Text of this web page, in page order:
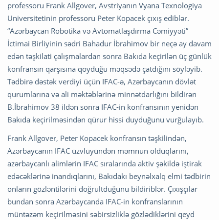
professoru Frank Allgover, Avstriyanın Vyana Texnologiya
Universitetinin professoru Peter Kopacek çıxış ediblər.
“Azərbaycan Robotika və Avtomatlaşdırma Cəmiyyəti”
İctimai Birliyinin sədri Bahadur İbrahimov bir neçə ay davam
edən təşkilati çalışmalardan sonra Bakıda keçirilən üç günlük
konfransın qarşısına qoyduğu məqsədə çatdığını söyləyib.
Tədbirə dəstək verdiyi üçün IFAC-ə, Azərbaycanın dövlət
qurumlarına və ali məktəblərinə minnətdarlığını bildirən
B.İbrahimov 38 ildən sonra IFAC-in konfransının yenidən
Bakıda keçirilməsindən qürur hissi duyduğunu vurğulayıb.
Frank Allgover, Peter Kopacek konfransın təşkilindən,
Azərbaycanın IFAC üzvlüyündən məmnun olduqlarını,
azərbaycanlı alimlərin IFAC sıralarında aktiv şəkildə iştirak
edəcəklərinə inandıqlarını, Bakıdakı beynəlxalq elmi tədbirin
onların gözləntilərini doğrultduğunu bildiriblər. Çıxışçılar
bundan sonra Azərbaycanda IFAC-in konfranslarının
müntəzəm keçirilməsini səbirsizliklə gözlədiklərini qeyd